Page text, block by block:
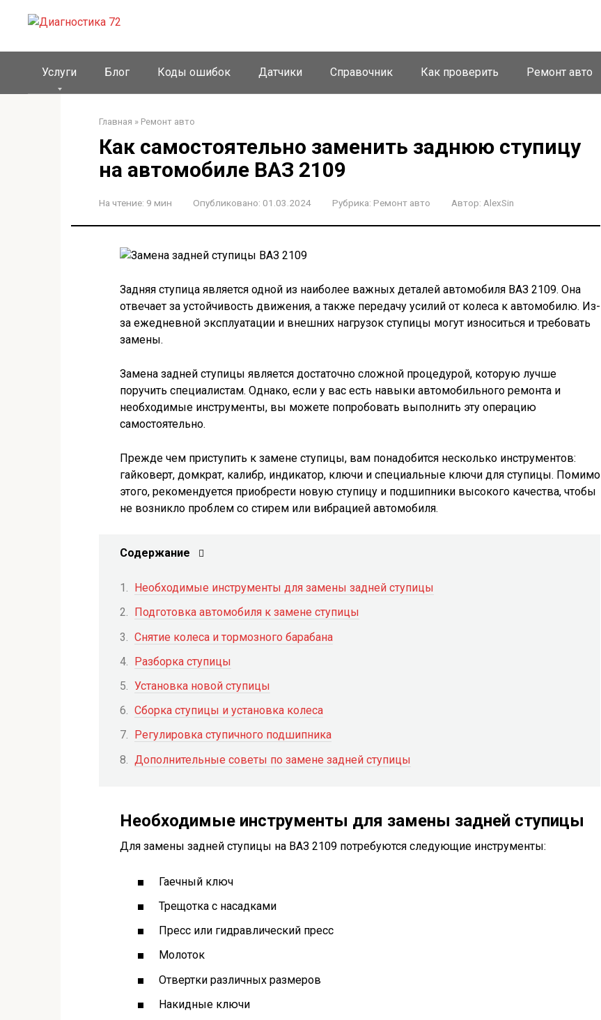
Услуги Блог Коды ошибок Датчики Справочник Как проверить Ремонт авто
Главная » Ремонт авто
Как самостоятельно заменить заднюю ступицу
на автомобиле ВАЗ 2109
На чтение: 9 мин Опубликовано: 01.03.2024 Рубрика: Ремонт авто Автор: AlexSin
Задняя ступица является одной из наиболее важных деталей автомобиля ВАЗ 2109. Она
отвечает за устойчивость движения, а также передачу усилий от колеса к автомобилю. Из-
за ежедневной эксплуатации и внешних нагрузок ступицы могут износиться и требовать
замены.
Замена задней ступицы является достаточно сложной процедурой, которую лучше
поручить специалистам. Однако, если у вас есть навыки автомобильного ремонта и
необходимые инструменты, вы можете попробовать выполнить эту операцию
самостоятельно.
Прежде чем приступить к замене ступицы, вам понадобится несколько инструментов:
гайковерт, домкрат, калибр, индикатор, ключи и специальные ключи для ступицы. Помимо
этого, рекомендуется приобрести новую ступицу и подшипники высокого качества, чтобы
не возникло проблем со стирем или вибрацией автомобиля.
Содержание
Необходимые инструменты для замены задней ступицы
Подготовка автомобиля к замене ступицы
Снятие колеса и тормозного барабана
Разборка ступицы
Установка новой ступицы
Сборка ступицы и установка колеса
Регулировка ступичного подшипника
Дополнительные советы по замене задней ступицы
Необходимые инструменты для замены задней ступицы
Для замены задней ступицы на ВАЗ 2109 потребуются следующие инструменты:
Гаечный ключ
Трещотка с насадками
Пресс или гидравлический пресс
Молоток
Отвертки различных размеров
Накидные ключи